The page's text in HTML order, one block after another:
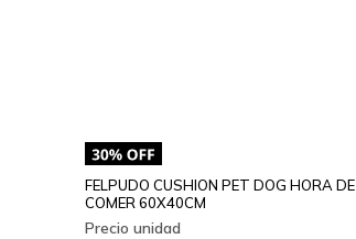
FELPUDO CUSHION PET DOG HORA DE
COMER 60X40CM